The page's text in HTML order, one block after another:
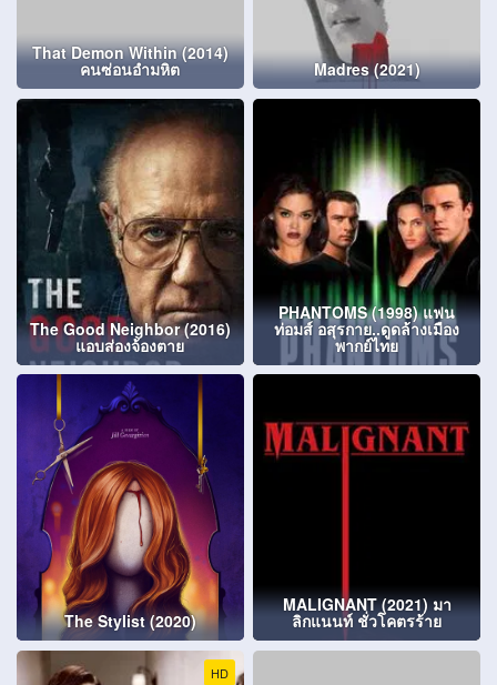
That Demon Within (2014)
คนซ่อนอำมหิต Madres (2021)
The Good Neighbor (2016)
แอบส่องจ้องตาย
PHANTOMS (1998) แฟน
ท่อมส์ อสุรกาย..ดูดล้างเมือง
พากย์ไทย
The Stylist (2020)
MALIGNANT (2021) มา
ลิกแนนท์ ชั่วโคตรร้าย
HD